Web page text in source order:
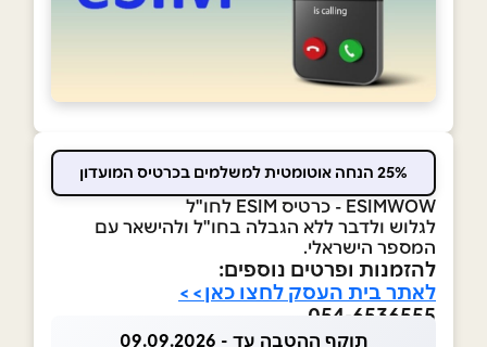
25% הנחה אוטומטית למשלמים בכרטיס המועדון
ESIMWOW - כרטיס ESIM לחו"ל
לגלוש ולדבר ללא הגבלה בחו"ל ולהישאר עם
המספר הישראלי.
להזמנות ופרטים נוספים:
לאתר בית העסק לחצו כאן>>
054-6536555
תוקף ההטבה עד - 09.09.2026